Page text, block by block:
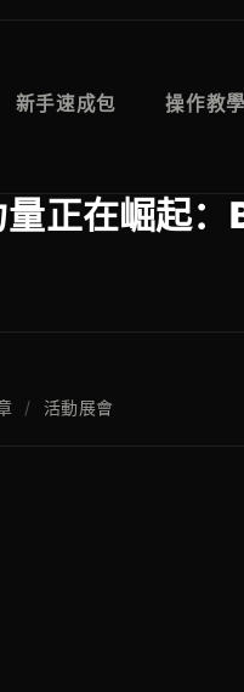
新手速成包 操作教學
量正在崛起
/ 活動展會